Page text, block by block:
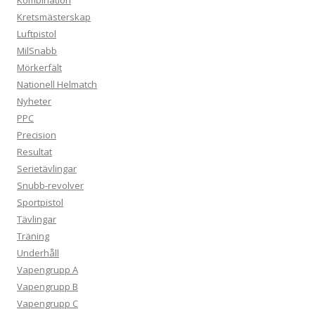
Kretsmästerskap
Luftpistol
MilSnabb
Mörkerfält
Nationell Helmatch
Nyheter
PPC
Precision
Resultat
Serietävlingar
Snubb-revolver
Sportpistol
Tävlingar
Träning
Underhåll
Vapengrupp A
Vapengrupp B
Vapengrupp C